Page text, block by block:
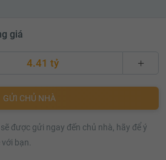
giá
4.41 tỷ
4.45 tỷ
GỬI CHỦ NHÀ
được gửi ngay đến chủ nhà, hãy để ý
bạn.